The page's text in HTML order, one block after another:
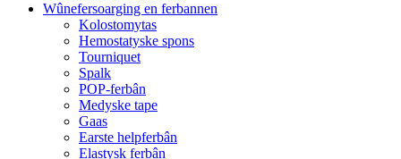
Wûnefersoarging en ferbannen
Kolostomytas
Hemostatyske spons
Tourniquet
Spalk
POP-ferbân
Medyske tape
Gaas
Earste helpferbân
Elastysk ferbân